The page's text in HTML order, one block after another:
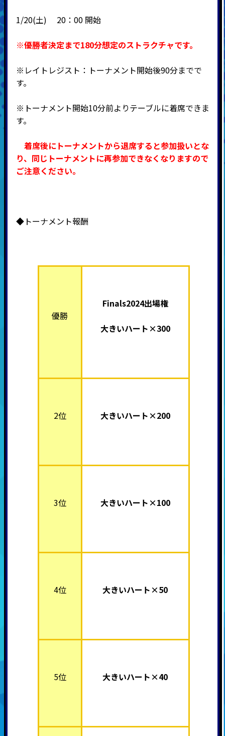
1/20(土) 20：00 開始
※優勝者決定まで180分想定のストラクチャです。
※レイトレジスト：トーナメント開始後90分までで
す。
※トーナメント開始10分前よりテーブルに着席できま
す。
着席後にトーナメントから退席すると参加扱いとな
り、同じトーナメントに再参加できなくなりますので
ご注意ください。
◆トーナメント報酬
優勝
Finals2024出場権
大きいハート×300
2位 大きいハート×200
3位 大きいハート×100
4位 大きいハート×50
5位 大きいハート×40